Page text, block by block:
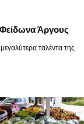
Άργους
ταλέντα της